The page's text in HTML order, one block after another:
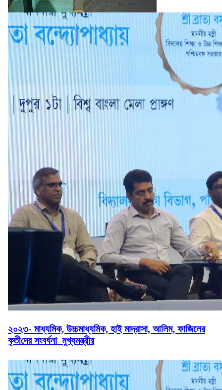
২০২৩- মাধ্যমিক, উচ্চমাধ্যমিক, হাই মাদ্রাসা, আলিম, ফাজিলের
কৃ‌তী‌দের সংবর্ধনা মুখ্যমন্ত্রীর